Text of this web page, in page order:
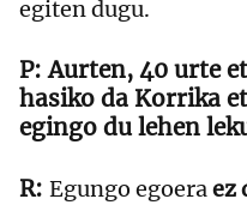
egiten dugu.
Aurten, 40 urte
hasiko da Korrika
egingo du lehen
Egungo egoeraez